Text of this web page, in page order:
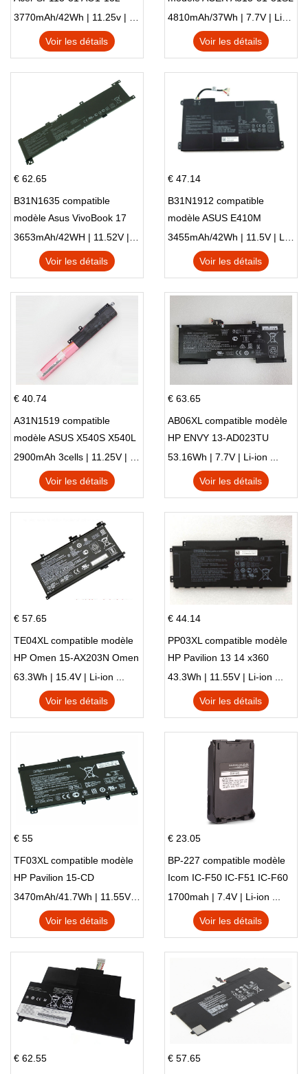
NE132
3770mAh/42Wh | 11.25v | Li-ion ...
Voir les détails
N17Q1 SERIES
4810mAh/37Wh | 7.7V | Li-ion ...
Voir les détails
€ 62.65
B31N1635 compatible
modèle Asus VivoBook 17
X705NC X705UA X705UV
X705UN X705UD
3653mAh/42WH | 11.52V | Li-ion ...
Voir les détails
€ 47.14
B31N1912 compatible
modèle ASUS E410M
E410MA L410MA
3455mAh/42Wh | 11.5V | Li-ion ...
Voir les détails
€ 40.74
A31N1519 compatible
modèle ASUS X540S X540L
X540LA-SI302 X540SA
X540S
2900mAh 3cells | 11.25V | Li-ion ...
Voir les détails
€ 63.65
AB06XL compatible modèle
HP ENVY 13-AD023TU
HSTNN-DB8C 921438-855
TPN-I128
53.16Wh | 7.7V | Li-ion ...
Voir les détails
€ 57.65
TE04XL compatible modèle
HP Omen 15-AX203N Omen
15 Series Pavilion 15 Series
63.3Wh | 15.4V | Li-ion ...
Voir les détails
€ 44.14
PP03XL compatible modèle
HP Pavilion 13 14 x360
L83388-AC1 L83388-421
HSTNN-LB8S M01118-421
M01144-005 13-BB 14-DV
43.3Wh | 11.55V | Li-ion ...
Voir les détails
€ 55
TF03XL compatible modèle
HP Pavilion 15-CD
3470mAh/41.7Wh | 11.55V | Li-ion ...
Voir les détails
€ 23.05
BP-227 compatible modèle
Icom IC-F50 IC-F51 IC-F60
IC-F61 IC-M87
1700mah | 7.4V | Li-ion ...
Voir les détails
€ 62.55
€ 57.65